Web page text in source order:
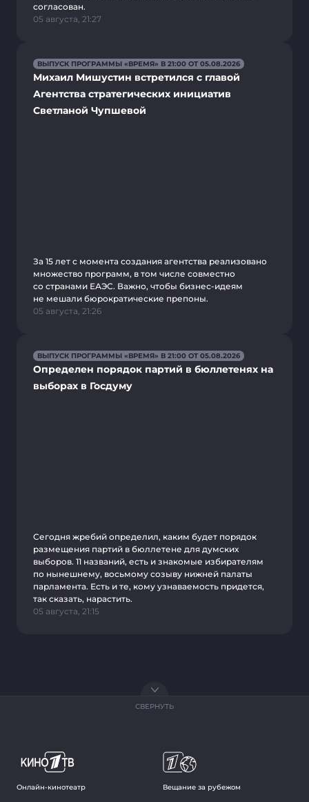
согласован.
05 августа, 21:27
ВЫПУСК ПРОГРАММЫ «ВРЕМЯ» В 21:00 ОТ 05.08.2026
Михаил Мишустин встретился с главой
Агентства стратегических инициатив
Светланой Чупшевой
За 15 лет с момента создания агентства реализовано
множество программ, в том числе совместно
со странами ЕАЭС. Важно, чтобы бизнес-идеям
не мешали бюрократические препоны.
05 августа, 21:26
ВЫПУСК ПРОГРАММЫ «ВРЕМЯ» В 21:00 ОТ 05.08.2026
Определен порядок партий в бюллетенях на
выборах в Госдуму
Сегодня жребий определил, каким будет порядок
размещения партий в бюллетене для думских
выборов. 11 названий, есть и знакомые избирателям
по нынешнему, восьмому созыву нижней палаты
парламента. Есть и те, кому узнаваемость придется,
так сказать, нарастить.
05 августа, 21:15
СВЕРНУТЬ
Онлайн-кинотеатр Вещание за рубежом